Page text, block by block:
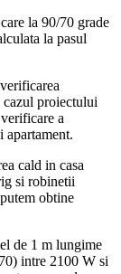
la 90/70 grade
la pasul
proiectului
a
cald in casa
si robinetii
obtine
de 1 m lungime
intre 2100 W si